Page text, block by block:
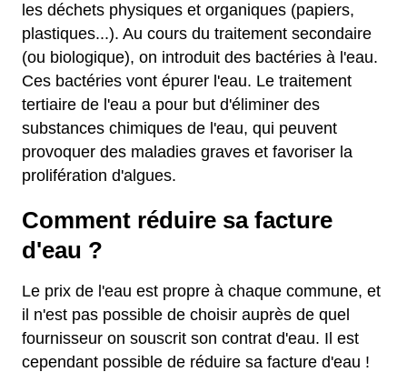
les déchets physiques et organiques (papiers,
plastiques...). Au cours du traitement secondaire
(ou biologique), on introduit des bactéries à l'eau.
Ces bactéries vont épurer l'eau. Le traitement
tertiaire de l'eau a pour but d'éliminer des
substances chimiques de l'eau, qui peuvent
provoquer des maladies graves et favoriser la
prolifération d'algues.
Comment réduire sa facture
d'eau ?
Le prix de l'eau est propre à chaque commune, et
il n'est pas possible de choisir auprès de quel
fournisseur on souscrit son contrat d'eau. Il est
cependant possible de réduire sa facture d'eau !